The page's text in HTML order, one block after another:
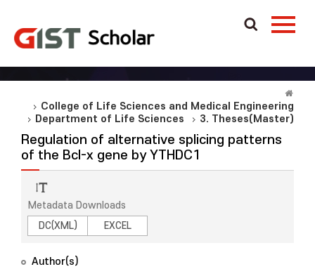
College of Life Sciences and Medical Engineering
Department of Life Sciences
3. Theses(Master)
Regulation of alternative splicing patterns
of the Bcl-x gene by YTHDC1
Metadata Downloads
DC(XML)
EXCEL
Author(s)